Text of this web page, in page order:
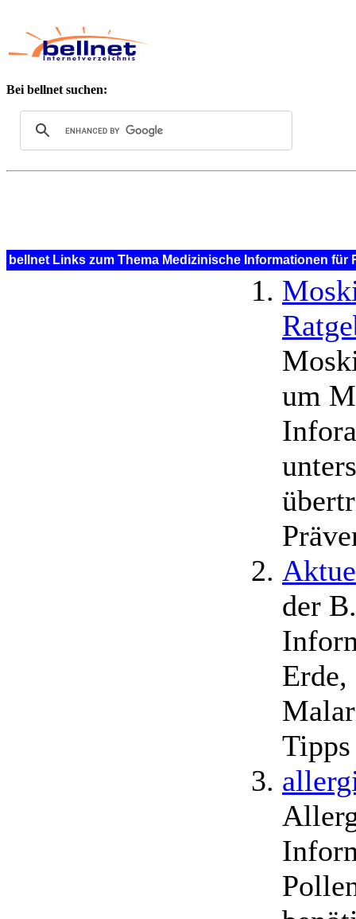
Bei bellnet suchen:
bellnet Links zum Thema Medizinische Informationen für
um
der